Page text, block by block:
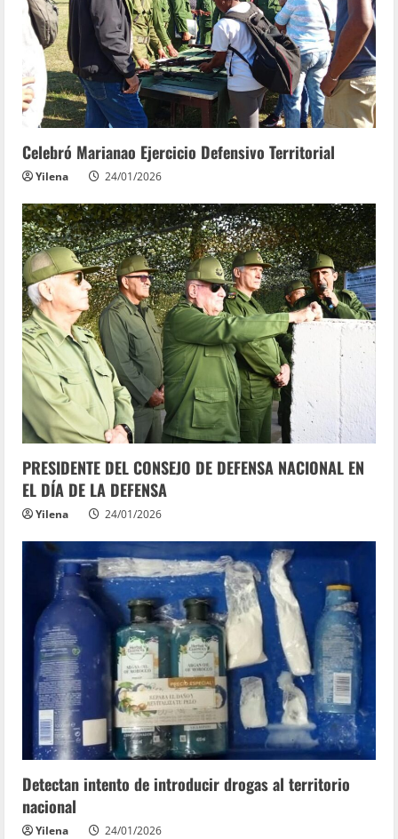
Celebró Marianao Ejercicio Defensivo Territorial
Yilena 24/01/2026
PRESIDENTE DEL CONSEJO DE DEFENSA NACIONAL EN
EL DÍA DE LA DEFENSA
Yilena 24/01/2026
Detectan intento de introducir drogas al territorio
nacional
Yilena 24/01/2026